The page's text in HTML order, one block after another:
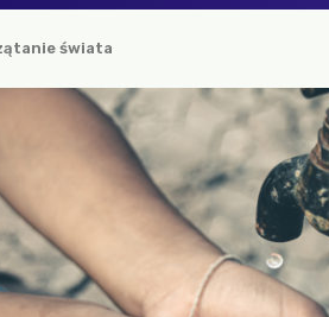
świata